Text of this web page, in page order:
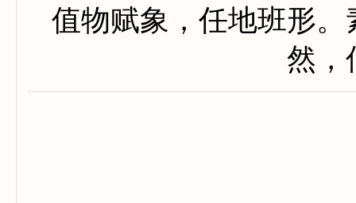
值物赋象，任地班形
然，